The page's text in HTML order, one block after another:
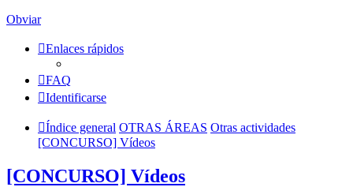
Obviar
Enlaces rápidos
FAQ
Identificarse
Índice general OTRAS ÁREAS Otras actividades
[CONCURSO] Vídeos
[CONCURSO] Vídeos